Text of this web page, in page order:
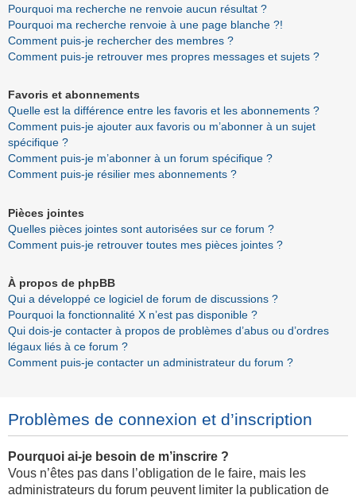
Pourquoi ma recherche ne renvoie aucun résultat ?
Pourquoi ma recherche renvoie à une page blanche ?!
Comment puis-je rechercher des membres ?
Comment puis-je retrouver mes propres messages et sujets ?
Favoris et abonnements
Quelle est la différence entre les favoris et les abonnements ?
Comment puis-je ajouter aux favoris ou m’abonner à un sujet
spécifique ?
Comment puis-je m’abonner à un forum spécifique ?
Comment puis-je résilier mes abonnements ?
Pièces jointes
Quelles pièces jointes sont autorisées sur ce forum ?
Comment puis-je retrouver toutes mes pièces jointes ?
À propos de phpBB
Qui a développé ce logiciel de forum de discussions ?
Pourquoi la fonctionnalité X n’est pas disponible ?
Qui dois-je contacter à propos de problèmes d’abus ou d’ordres
légaux liés à ce forum ?
Comment puis-je contacter un administrateur du forum ?
Problèmes de connexion et d’inscription
Pourquoi ai-je besoin de m’inscrire ?
Vous n’êtes pas dans l’obligation de le faire, mais les
administrateurs du forum peuvent limiter la publication de